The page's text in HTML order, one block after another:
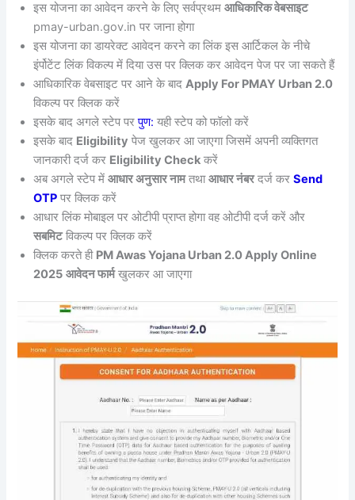
इस योजना का आवेदन करने के लिए सर्वप्रथमआधिकारिक वेबसाइट
pmay-urban.gov.in पर जाना होगा
इस योजना का डायरेक्ट आवेदन करने का लिंक इस आर्टिकल के नीचे
इंर्पोटेंट लिंक विकल्प में दिया उस पर क्लिक कर आवेदन पेज पर जा सकते हैं
आधिकारिक वेबसाइट पर आने के बादApply For PMAY Urban 2.0
विकल्प पर क्लिक करें
इसके बाद अगले स्टेप परपुण: यही स्टेप को फॉलो करें
इसके बाद Eligibility पेज खुलकर आ जाएगा जिसमें अपनी व्यक्तिगत
जानकारी दर्ज कर Eligibility Check करें
अब अगले स्टेप मेंआधार अनुसार नामतथाआधार नंबरदर्ज करSend
OTP पर क्लिक करें
आधार लिंक मोबाइल पर ओटीपी प्राप्त होगा वह ओटीपी दर्ज करें और
सबमिटविकल्प पर क्लिक करें
क्लिक करते ही PM Awas Yojana Urban 2.0 Apply Online
2025 आवेदन फार्मखुलकर आ जाएगा